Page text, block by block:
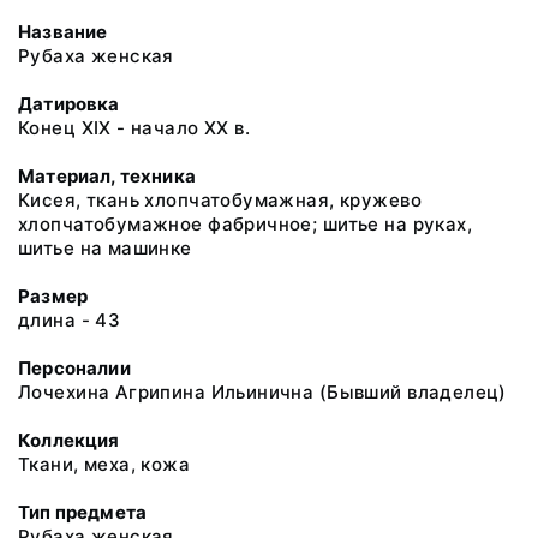
Название
Рубаха женская
Датировка
Конец ХIХ - начало ХХ в.
Материал, техника
Кисея, ткань хлопчатобумажная, кружево
хлопчатобумажное фабричное; шитье на руках,
шитье на машинке
Размер
длина - 43
Персоналии
Лочехина Агрипина Ильинична (Бывший владелец)
Коллекция
Ткани, меха, кожа
Тип предмета